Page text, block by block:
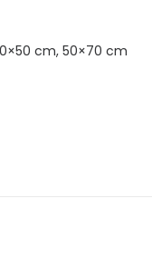
cm, 50×70 cm